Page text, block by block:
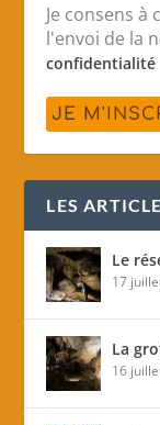
Je consens
l'envoi de la
confidentialité
LES
Le
17
La
16